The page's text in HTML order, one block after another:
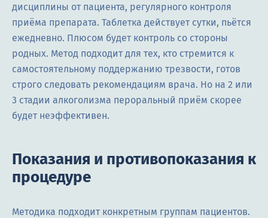
дисциплины от пациента, регулярного контроля
приёма препарата. Таблетка действует сутки, пьётся
ежедневно. Плюсом будет контроль со стороны
родных. Метод подходит для тех, кто стремится к
самостоятельному поддержанию трезвости, готов
строго следовать рекомендациям врача. Но на 2 или
3 стадии алкоголизма пероральный приём скорее
будет неэффективен.
Показания и противопоказания к
процедуре
Методика подходит конкретным группам пациентов.